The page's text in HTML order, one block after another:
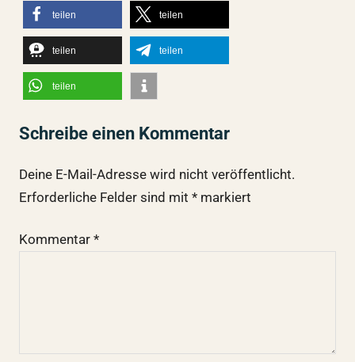
teilen teilen
teilen teilen
teilen
Schreibe einen Kommentar
Deine E-Mail-Adresse wird nicht veröffentlicht.
Erforderliche Felder sind mit *markiert
Kommentar *